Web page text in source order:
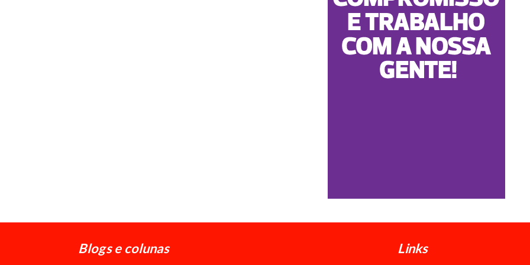
Blogs e colunas Links